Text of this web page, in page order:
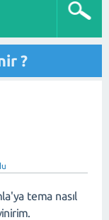
?
tema nasıl